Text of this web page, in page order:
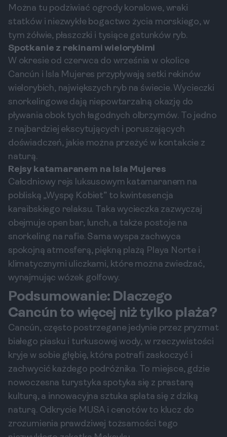
Można tu podziwiać ogrody koralowe, wraki
statków i niezwykłe bogactwo życia morskiego, w
tym żółwie, płaszczki i tysiące gatunków ryb.
Spotkanie z rekinami wielorybimi
W okresie od czerwca do września w okolice
Cancún i Isla Mujeres przypływają setki rekinów
wielorybich, największych ryb na świecie. Wycieczki
snorkelingowe dają niepowtarzalną okazję do
pływania obok tych łagodnych olbrzymów. To jedno
z najbardziej ekscytujących i poruszających
doświadczeń, jakie można przeżyć w kontakcie z
naturą.
Rejsy katamaranem na Isla Mujeres
Całodniowy rejs luksusowym katamaranem na
pobliską „Wyspę Kobiet” to kwintesencja
karaibskiego relaksu. Taka wycieczka zazwyczaj
obejmuje open bar, lunch, a także postoje na
snorkeling na rafie. Sama wyspa zachwyca
spokojną atmosferą, piękną plażą Playa Norte i
klimatycznymi uliczkami, które można zwiedzać,
wynajmując wózek golfowy.
Podsumowanie: Dlaczego
Cancún to więcej niż tylko plaża?
Cancún, często postrzegane jedynie przez pryzmat
białego piasku i turkusowej wody, w rzeczywistości
kryje w sobie głębię, która potrafi zaskoczyć i
zachwycić każdego podróżnika. To miejsce, gdzie
nowoczesna turystyka spotyka się z prastarą
kulturą, a innowacyjna sztuka splata się z dziką
naturą. Odkrycie MUSA i cenotów to klucz do
zrozumienia prawdziwej tożsamości tego